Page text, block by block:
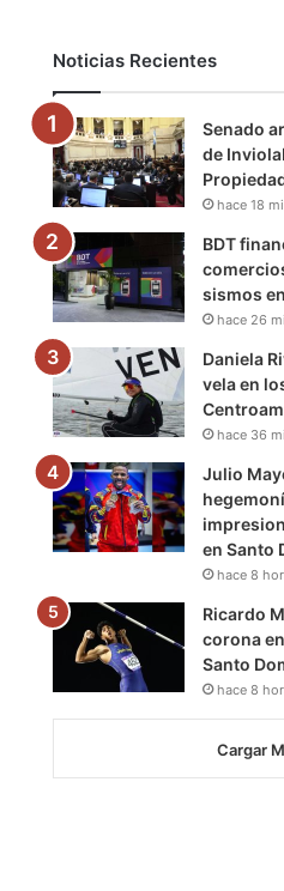
o
k
r
e
Noticias Recientes
Senado
de
hace 18
BDT
sismos
hace 26
Daniela
vela en
hace 36
Julio
en Santo
hace 8
Ricardo
corona
Santo
hace 8
Cargar